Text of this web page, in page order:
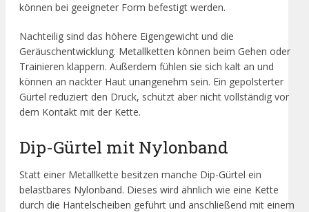
können bei geeigneter Form befestigt werden.
Nachteilig sind das höhere Eigengewicht und die
Geräuschentwicklung. Metallketten können beim Gehen oder
Trainieren klappern. Außerdem fühlen sie sich kalt an und
können an nackter Haut unangenehm sein. Ein gepolsterter
Gürtel reduziert den Druck, schützt aber nicht vollständig vor
dem Kontakt mit der Kette.
Dip-Gürtel mit Nylonband
Statt einer Metallkette besitzen manche Dip-Gürtel ein
belastbares Nylonband. Dieses wird ähnlich wie eine Kette
durch die Hantelscheiben geführt und anschließend mit einem